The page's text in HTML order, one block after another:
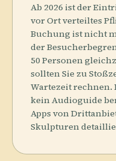
Ab 2026 ist der
vor Ort verteiltes
Buchung ist nicht
der
50 Personen
sollten Sie zu
Wartezeit rechnen.
kein Audioguide
Apps von
Skulpturen